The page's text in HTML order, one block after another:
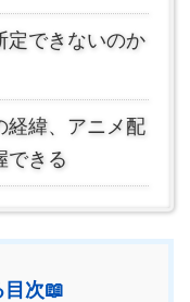
定できないのか
経緯、アニメ配
できる
目次📖